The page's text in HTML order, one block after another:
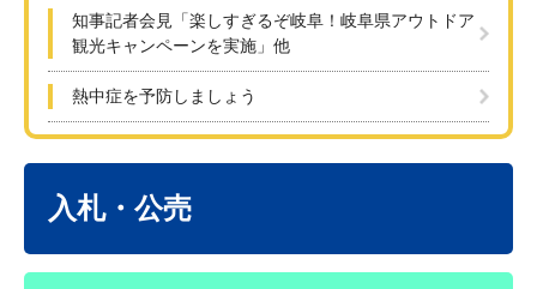
知事記者会見「楽しすぎるぞ岐阜！岐阜県アウトドア
観光キャンペーンを実施」他
熱中症を予防しましょう
入札・公売